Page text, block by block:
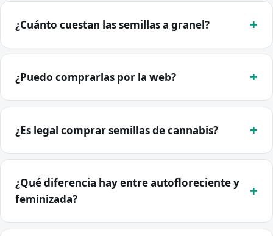
¿Cuánto cuestan las semillas a granel?
¿Puedo comprarlas por la web?
¿Es legal comprar semillas de cannabis?
¿Qué diferencia hay entre autofloreciente y
feminizada?